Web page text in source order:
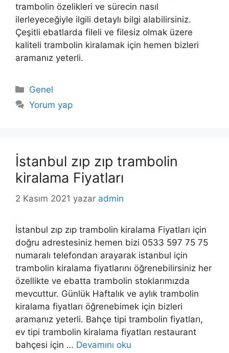
trambolin özelikleri ve sürecin nasıl
ilerleyeceğiyle ilgili detaylı bilgi alabilirsiniz.
Çeşitli ebatlarda fileli ve filesiz olmak üzere
kaliteli trambolin kiralamak için hemen bizleri
aramanız yeterli.
Kategoriler
Genel
Yorum yap
İstanbul zıp zıp trambolin
kiralama Fiyatları
2 Kasım 2021 yazar admin
İstanbul zıp zıp trambolin kiralama Fiyatları için
doğru adrestesiniz hemen bizi 0533 597 75 75
numaralı telefondan arayarak istanbul için
trambolin kiralama fiyatlarını öğrenebilirsiniz her
özellikte ve ebatta trambolin stoklarımızda
mevcuttur. Günlük Haftalık ve aylık trambolin
kiralama fiyatları öğrenebimek için bizleri
aramanız yeterli. Bahçe tipi trambolin fiyatları,
ev tipi trambolin kiralama fiyatları restaurant
bahçesi için … Devamını oku